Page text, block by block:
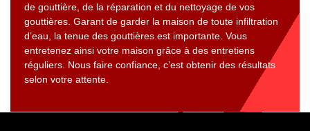
de gouttière, de la réparation et du nettoyage de vos
gouttières. Garant de garder la maison de toute infiltration
d’eau, la tenue des gouttières est importante. Vous
entretenez ainsi votre maison grâce à des entretiens
réguliers. Nous faire confiance, c’est obtenir des résultats
selon votre attente.